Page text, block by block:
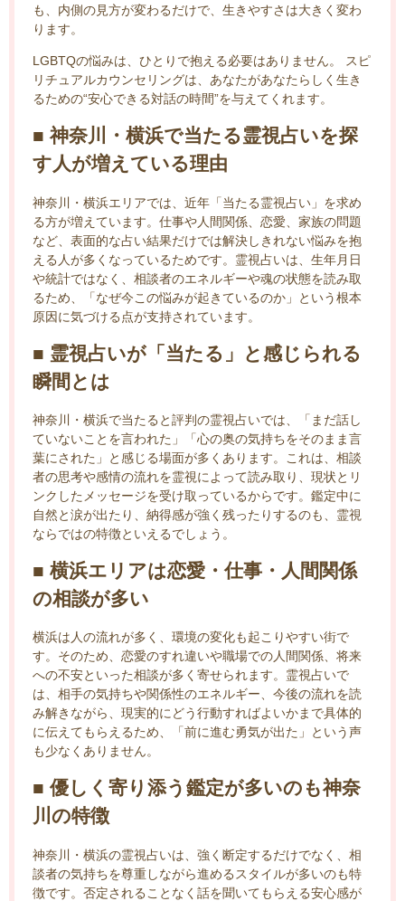
も、内側の見方が変わるだけで、生きやすさは大きく変わ
ります。
LGBTQの悩みは、ひとりで抱える必要はありません。 スピ
リチュアルカウンセリングは、あなたがあなたらしく生き
るための“安心できる対話の時間”を与えてくれます。
■ 神奈川・横浜で当たる霊視占いを探
す人が増えている理由
神奈川・横浜エリアでは、近年「当たる霊視占い」を求め
る方が増えています。仕事や人間関係、恋愛、家族の問題
など、表面的な占い結果だけでは解決しきれない悩みを抱
える人が多くなっているためです。霊視占いは、生年月日
や統計ではなく、相談者のエネルギーや魂の状態を読み取
るため、「なぜ今この悩みが起きているのか」という根本
原因に気づける点が支持されています。
■ 霊視占いが「当たる」と感じられる
瞬間とは
神奈川・横浜で当たると評判の霊視占いでは、「まだ話し
ていないことを言われた」「心の奥の気持ちをそのまま言
葉にされた」と感じる場面が多くあります。これは、相談
者の思考や感情の流れを霊視によって読み取り、現状とリ
ンクしたメッセージを受け取っているからです。鑑定中に
自然と涙が出たり、納得感が強く残ったりするのも、霊視
ならではの特徴といえるでしょう。
■ 横浜エリアは恋愛・仕事・人間関係
の相談が多い
横浜は人の流れが多く、環境の変化も起こりやすい街で
す。そのため、恋愛のすれ違いや職場での人間関係、将来
への不安といった相談が多く寄せられます。霊視占いで
は、相手の気持ちや関係性のエネルギー、今後の流れを読
み解きながら、現実的にどう行動すればよいかまで具体的
に伝えてもらえるため、「前に進む勇気が出た」という声
も少なくありません。
■ 優しく寄り添う鑑定が多いのも神奈
川の特徴
神奈川・横浜の霊視占いは、強く断定するだけでなく、相
談者の気持ちを尊重しながら進めるスタイルが多いのも特
徴です。否定されることなく話を聞いてもらえる安心感が